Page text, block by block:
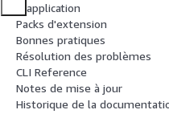
application
Packs d'extension
Bonnes pratiques
Résolution des problèmes
CLI Reference
Notes de mise à jour
Historique de la